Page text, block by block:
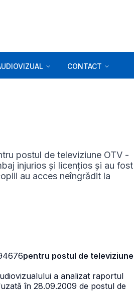
CONTACT
postul de televiziune OTV -
injurios și licențios și au fost
au acces neîngrădit la
pentru postul de televiziune
a analizat raportul
în 28.09.2009 de postul de